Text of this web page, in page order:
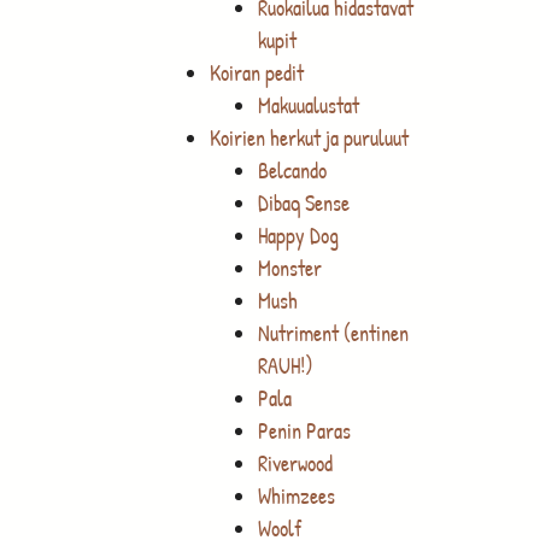
Ruokailua hidastavat
kupit
Koiran pedit
Makuualustat
Koirien herkut ja puruluut
Belcando
Dibaq Sense
Happy Dog
Monster
Mush
Nutriment (entinen
RAUH!)
Pala
Penin Paras
Riverwood
Whimzees
Woolf